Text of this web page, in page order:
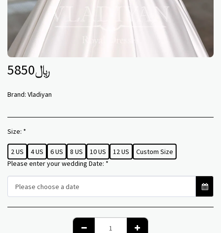
﷼5850
Brand: Vladiyan
Size: *
2 US 4 US 6 US 8 US 10 US 12 US
Custom Size
Please enter your wedding Date: *
Please choose a date